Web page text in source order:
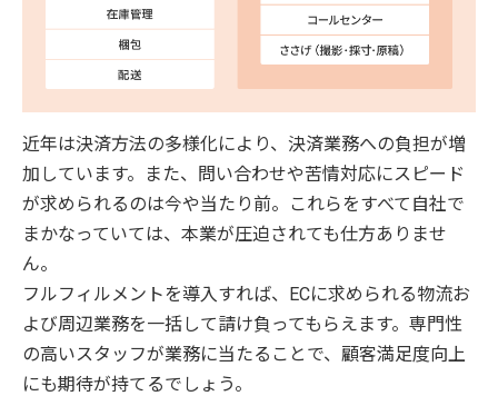
近年は決済方法の多様化により、決済業務への負担が増
加しています。また、問い合わせや苦情対応にスピード
が求められるのは今や当たり前。これらをすべて自社で
まかなっていては、本業が圧迫されても仕方ありませ
ん。
フルフィルメントを導入すれば、ECに求められる物流お
よび周辺業務を一括して請け負ってもらえます。専門性
の高いスタッフが業務に当たることで、顧客満足度向上
にも期待が持てるでしょう。